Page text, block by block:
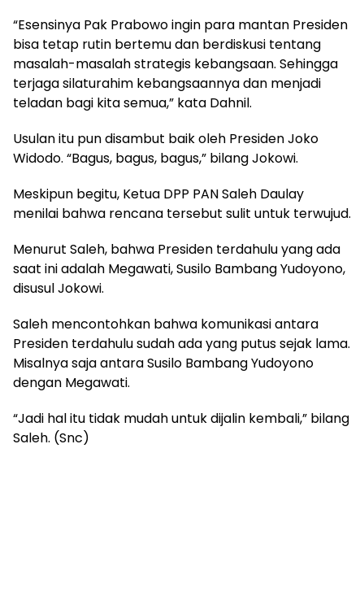
“Esensinya Pak Prabowo ingin para mantan Presiden
bisa tetap rutin bertemu dan berdiskusi tentang
masalah-masalah strategis kebangsaan. Sehingga
terjaga silaturahim kebangsaannya dan menjadi
teladan bagi kita semua,” kata Dahnil.
Usulan itu pun disambut baik oleh Presiden Joko
Widodo. “Bagus, bagus, bagus,” bilang Jokowi.
Meskipun begitu, Ketua DPP PAN Saleh Daulay
menilai bahwa rencana tersebut sulit untuk terwujud.
Menurut Saleh, bahwa Presiden terdahulu yang ada
saat ini adalah Megawati, Susilo Bambang Yudoyono,
disusul Jokowi.
Saleh mencontohkan bahwa komunikasi antara
Presiden terdahulu sudah ada yang putus sejak lama.
Misalnya saja antara Susilo Bambang Yudoyono
dengan Megawati.
“Jadi hal itu tidak mudah untuk dijalin kembali,” bilang
Saleh. (Snc)